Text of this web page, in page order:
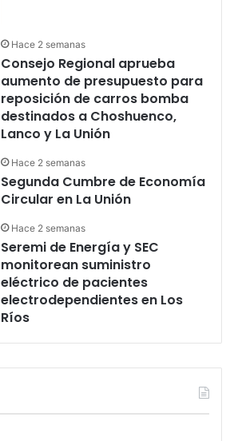
Hace 2 semanas
Consejo Regional aprueba
aumento de presupuesto para
reposición de carros bomba
destinados a Choshuenco,
Lanco y La Unión
Hace 2 semanas
Segunda Cumbre de Economía
Circular en La Unión
Hace 2 semanas
Seremi de Energía y SEC
monitorean suministro
eléctrico de pacientes
electrodependientes en Los
Ríos